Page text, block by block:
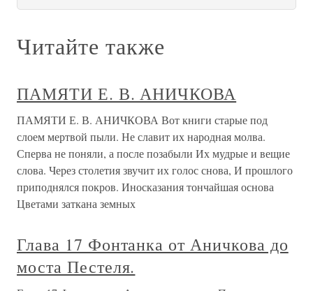
Читайте также
ПАМЯТИ Е. В. АНИЧКОВА
ПАМЯТИ Е. В. АНИЧКОВА Вот книги старые под
слоем мертвой пыли. Не славит их народная молва.
Сперва не поняли, а после позабыли Их мудрые и вещие
слова. Через столетия звучит их голос снова, И прошлого
приподнялся покров. Иносказания тончайшая основа
Цветами заткана земных
Глава 17 Фонтанка от Аничкова до
моста Пестеля.